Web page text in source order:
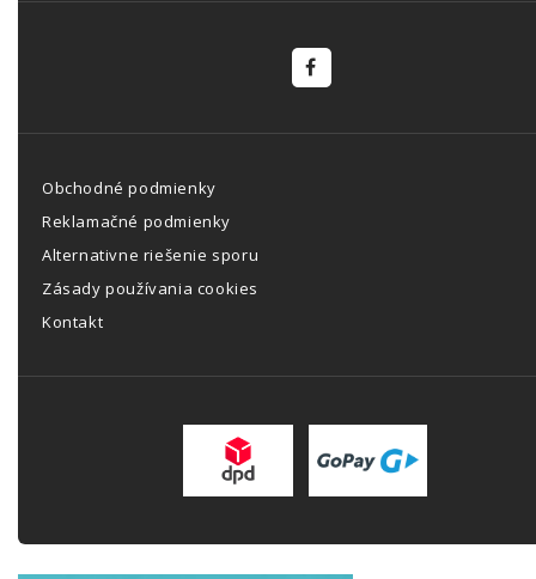
Obchodné podmienky
Reklamačné podmienky
Alternativne riešenie sporu
Zásady používania cookies
Kontakt